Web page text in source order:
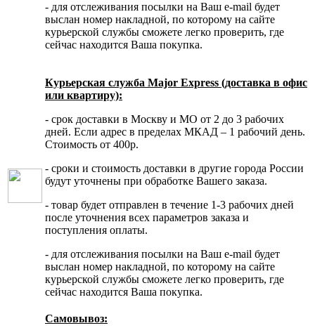
- для отслеживания посылки на Ваш e-mail будет
выслан номер накладной, по которому на сайте
курьерской службы сможете легко проверить, где
сейчас находится Ваша покупка.
Курьерская служба Major Express (доставка в офис
или квартиру):
- срок доставки в Москву и МО от 2 до 3 рабочих
дней. Если адрес в пределах МКАД – 1 рабочий день.
Стоимость от 400р.
- сроки и стоимость доставки в другие города России
будут уточнены при обработке Вашего заказа.
- товар будет отправлен в течение 1-3 рабочих дней
после уточнения всех параметров заказа и
поступления оплаты.
- для отслеживания посылки на Ваш e-mail будет
выслан номер накладной, по которому на сайте
курьерской службы сможете легко проверить, где
сейчас находится Ваша покупка.
Самовывоз: